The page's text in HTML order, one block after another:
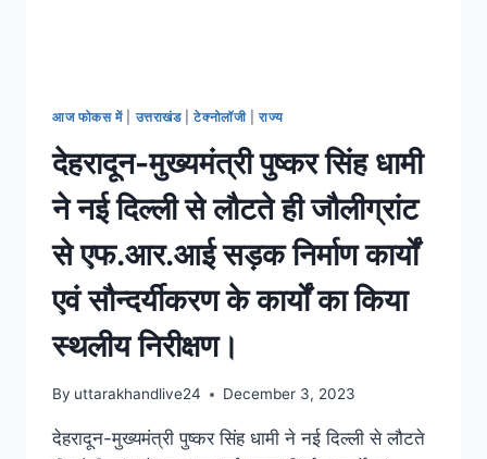
आज फोकस में| उत्तराखंड|टेक्नोलॉजी|राज्य
देहरादून-मुख्यमंत्री पुष्कर सिंह धामी
ने नई दिल्ली से लौटते ही जौलीग्रांट
से एफ.आर.आई सड़क निर्माण कार्यों
एवं सौन्दर्यीकरण के कार्यों का किया
स्थलीय निरीक्षण।
By uttarakhandlive24 December 3, 2023
देहरादून-मुख्यमंत्री पुष्कर सिंह धामी ने नई दिल्ली से लौटते